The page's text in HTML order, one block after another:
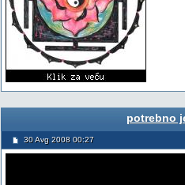
potrebno
30 Avg 2008 00:27